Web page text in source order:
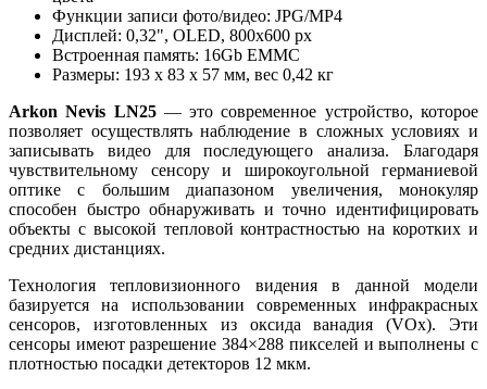
Функции записи фото/видео: JPG/MP4
Дисплей: 0,32", OLED, 800х600 px
Встроенная память: 16Gb EMMC
Размеры: 193 x 83 х 57 мм, вес 0,42 кг
Arkon Nevis LN25 — это современное устройство, которое
позволяет осуществлять наблюдение в сложных условиях и
записывать видео для последующего анализа. Благодаря
чувствительному сенсору и широкоугольной германиевой
оптике с большим диапазоном увеличения, монокуляр
способен быстро обнаруживать и точно идентифицировать
объекты с высокой тепловой контрастностью на коротких и
средних дистанциях.
Технология тепловизионного видения в данной модели
базируется на использовании современных инфракрасных
сенсоров, изготовленных из оксида ванадия (VOx). Эти
сенсоры имеют разрешение 384×288 пикселей и выполнены с
плотностью посадки детекторов 12 мкм.